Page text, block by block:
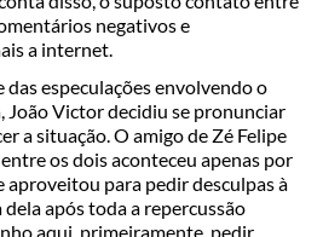
negativos e
a internet.
das especulações envolvendo o
João Victor decidiu se pronunciar
a situação. O amigo de Zé Felipe
os dois aconteceu apenas por
aproveitou para pedir desculpas à
após toda a repercussão
aqui, primeiramente, pedir